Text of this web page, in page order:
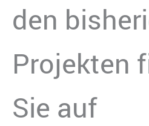
den
Projekten
Sie auf